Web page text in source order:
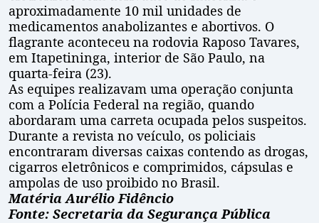
aproximadamente 10 mil unidades de
medicamentos anabolizantes e abortivos. O
flagrante aconteceu na rodovia Raposo Tavares,
em Itapetininga, interior de São Paulo, na
quarta-feira (23).
As equipes realizavam uma operação conjunta
com a Polícia Federal na região, quando
abordaram uma carreta ocupada pelos suspeitos.
Durante a revista no veículo, os policiais
encontraram diversas caixas contendo as drogas,
cigarros eletrônicos e comprimidos, cápsulas e
ampolas de uso proibido no Brasil.
Matéria Aurélio Fidêncio
Fonte: Secretaria da Segurança Pública